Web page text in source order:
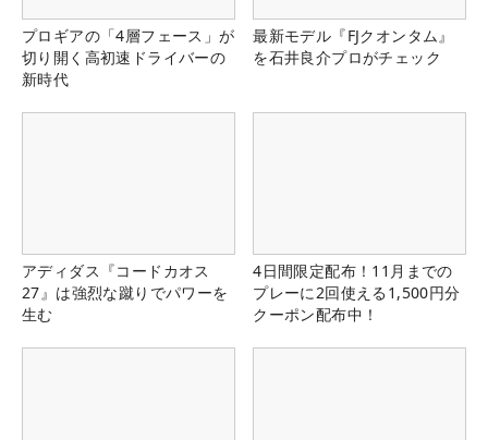
プロギアの「4層フェース」が
切り開く高初速ドライバーの
新時代
最新モデル『FJクオンタム』
を石井良介プロがチェック
アディダス『コードカオス
27』は強烈な蹴りでパワーを
生む
4日間限定配布！11月までの
プレーに2回使える1,500円分
クーポン配布中！